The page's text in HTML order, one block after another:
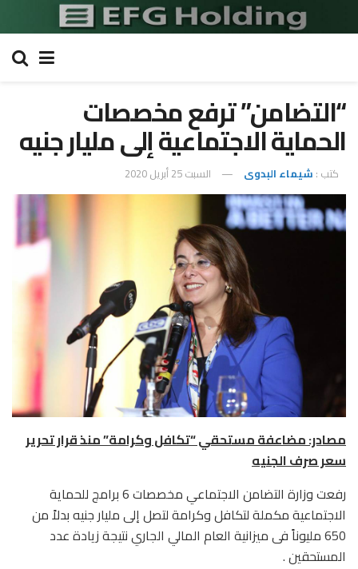
“التضامن” ترفع مخصصات
الحماية الاجتماعية إلى مليار جنيه
كتب : شيماء البدوى السبت 25 أبريل 2020
مصادر: مضاعفة مستحقي “تكافل وكرامة” منذ قرار تحرير
سعر صرف الجنيه
رفعت وزارة التضامن الاجتماعي مخصصات 6 برامج للحماية
الاجتماعية مكملة لتكافل وكرامة لتصل إلى مليار جنيه بدلاً من
650 مليوناً فى ميزانية العام المالي الجاري نتيجة زيادة عدد
المستحقين .